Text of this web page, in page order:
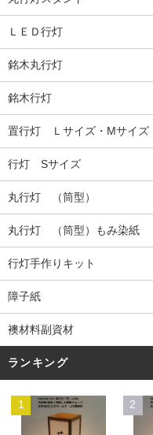
ＬＥＤ行灯
銘木丸行灯
銘木行灯
置行灯 Ｌサイズ・Mサイズ
行灯 Sサイズ
丸行灯 （筒型）
丸行灯 （筒型）もみ染紙
行灯手作りキット
障子紙
襖材料副資材
ランキング
1 2